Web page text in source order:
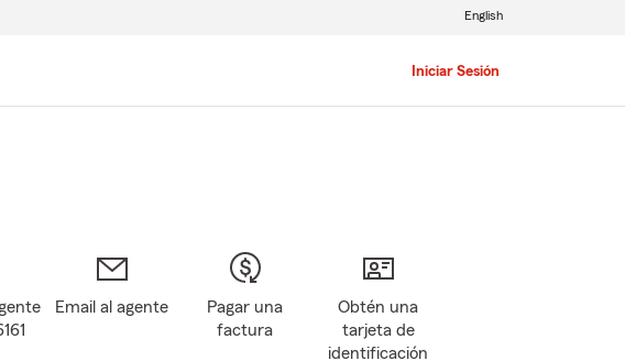
Iniciar Sesión
English
Email al agente
Pagar una
factura
Obtén una
tarjeta de
identificación